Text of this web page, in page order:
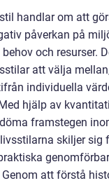
handlar om att
påverkan på
och resurser.
att välja
individuella
hjälp av
framstegen
skiljer sig
Genom att förstå